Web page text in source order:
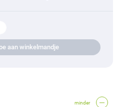
aan winkelmandje
minder